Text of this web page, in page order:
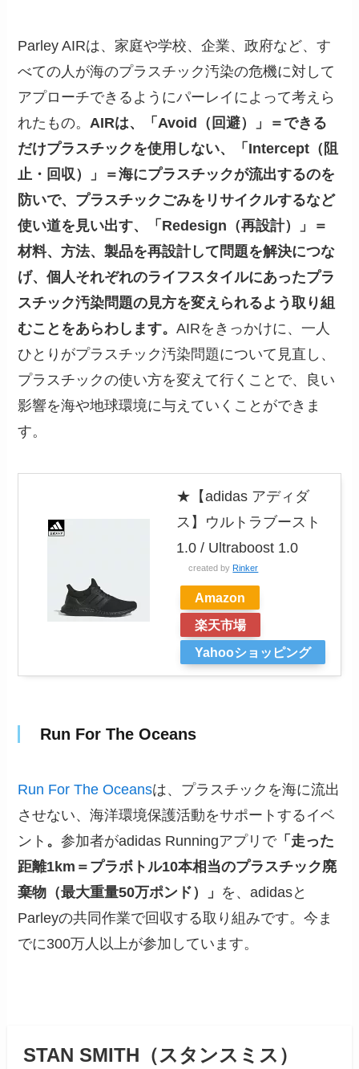
Parley AIRは、家庭や学校、企業、政府など、す
べての人が海のプラスチック汚染の危機に対して
アプローチできるようにパーレイによって考えら
れたもの。AIRは、「Avoid（回避）」＝できる
だけプラスチックを使用しない、「Intercept（阻
止・回収）」＝海にプラスチックが流出するのを
防いで、プラスチックごみをリサイクルするなど
使い道を見い出す、「Redesign（再設計）」＝
材料、方法、製品を再設計して問題を解決につな
げ、個人それぞれのライフスタイルにあったプラ
スチック汚染問題の見方を変えられるよう取り組
むことをあらわします。AIRをきっかけに、一人
ひとりがプラスチック汚染問題について見直し、
プラスチックの使い方を変えて行くことで、良い
影響を海や地球環境に与えていくことができま
す。
★【adidas アディダ
ス】ウルトラブースト
1.0 / Ultraboost 1.0
created by Rinker
Amazon
楽天市場
Yahooショッピング
Run For The Oceans
Run For The Oceansは、プラスチックを海に流出
させない、海洋環境保護活動をサポートするイベ
ント 。参加者がadidas Runningアプリで「走った
距離1km＝プラボトル10本相当のプラスチック廃
棄物（最大重量50万ポンド）」 を、adidasと
Parleyの共同作業で回収する取り組みです。今ま
でに300万人以上が参加しています。
STAN SMITH（スタンスミス）